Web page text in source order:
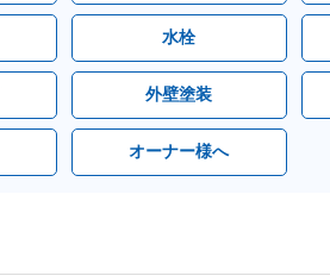
水栓
外壁塗装
オーナー様へ